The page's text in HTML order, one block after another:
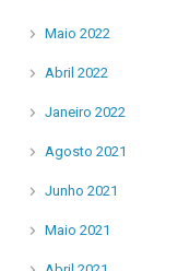
Maio 2022
Abril 2022
Janeiro 2022
Agosto 2021
Junho 2021
Maio 2021